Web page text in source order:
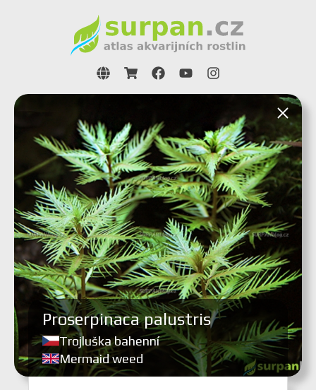
Proserpinaca palustris
Trojluška bahenní
Mermaid weed